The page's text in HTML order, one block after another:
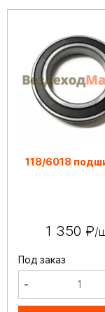
118/6018
1 350 ₽/
Под заказ
-